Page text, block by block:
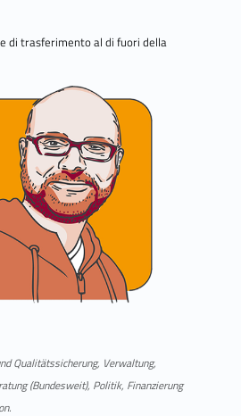
di trasferimento al di fuori della
Qualitätssicherung, Verwaltung,
(Bundesweit), Politik, Finanzierung